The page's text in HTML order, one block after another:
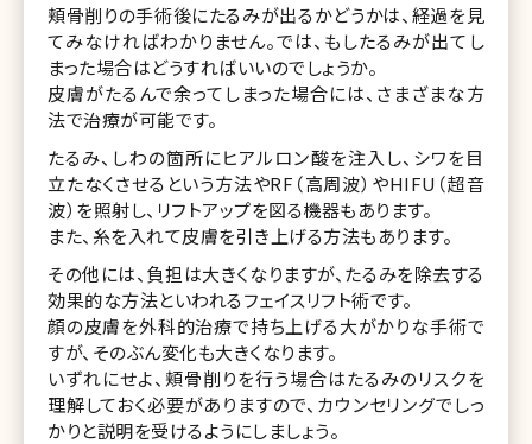
頬骨削りの手術後にたるみが出るかどうかは、経過を見
てみなければわかりません。では、もしたるみが出てし
まった場合はどうすればいいのでしょうか。
皮膚がたるんで余ってしまった場合には、さまざまな方
法で治療が可能です。
たるみ、しわの箇所にヒアルロン酸を注入し、シワを目
立たなくさせるという方法やRF（高周波）やHIFU（超音
波）を照射し、リフトアップを図る機器もあります。
また、糸を入れて皮膚を引き上げる方法もあります。
その他には、負担は大きくなりますが、たるみを除去する
効果的な方法といわれるフェイスリフト術です。
顔の皮膚を外科的治療で持ち上げる大がかりな手術で
すが、そのぶん変化も大きくなります。
いずれにせよ、頬骨削りを行う場合はたるみのリスクを
理解しておく必要がありますので、カウンセリングでしっ
かりと説明を受けるようにしましょう。